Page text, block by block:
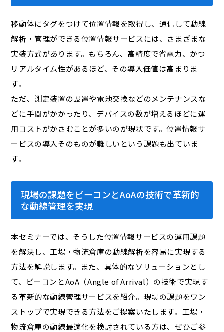
移動体にタグをつけて位置情報を取得し、通信して動線
解析・管理ができる位置情報サービスには、さまざまな
実装方式があります。もちろん、高精度で省電力、かつ
リアルタイム性があるほど、その導入価値は高まりま
す。
ただ、測定装置の設置や電池交換などのメンテナンスな
どに手間がかかったり、デバイスの数が増えるほどに運
用コストがかさむことが多いのが現状です。位置情報サ
ービスの導入そのものが難しいという課題も出ていま
す。
現場の課題をビーコンとAoAの技術で革新的
な動線管理を実現
本セミナーでは、そうした位置情報サービスの運用課題
を解決し、工場・物流倉庫の動線解析を容易に実現する
方法を解説します。また、具体的なソリューションとし
て、ビーコンとAoA（Angle of Arrival）の技術で実現す
る革新的な動線管理サービスを紹介。現場の課題をワン
ストップで実現できる方法をご提案いたします。工場・
物流倉庫の動線最適化を検討されている方は、ぜひご参